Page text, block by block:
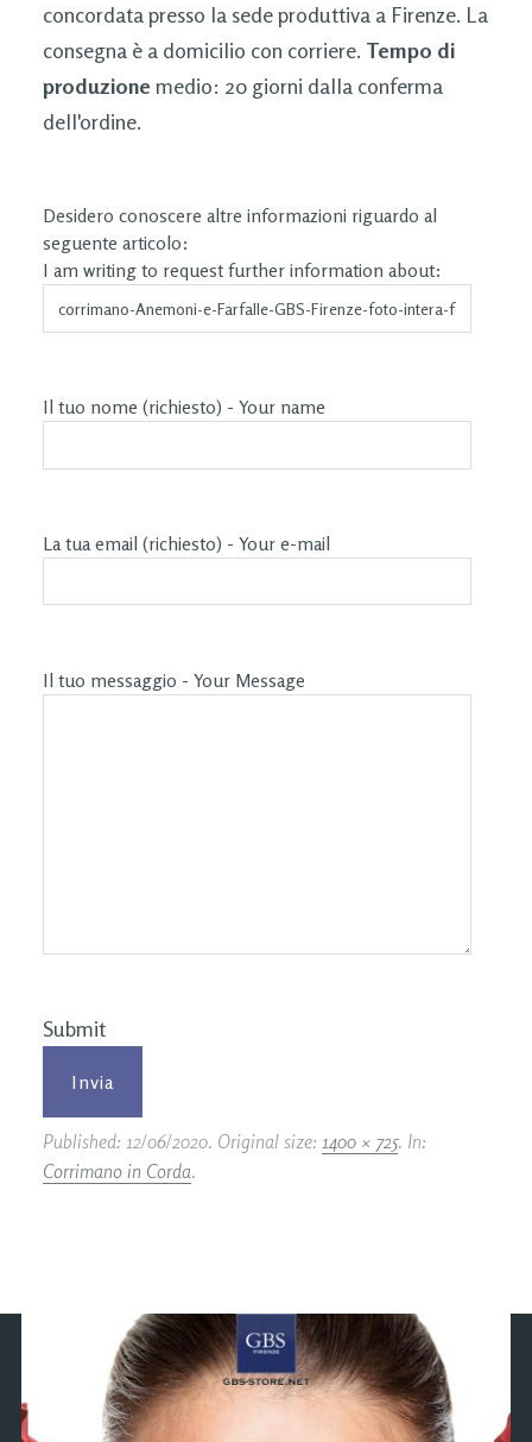
concordata presso la sede produttiva a Firenze. La
consegna è a domicilio con corriere. Tempo di
produzione medio: 20 giorni dalla conferma
dell'ordine.
Desidero conoscere altre informazioni riguardo al
seguente articolo:
I am writing to request further information about:
Il tuo nome (richiesto) - Your name
La tua email (richiesto) - Your e-mail
Il tuo messaggio - Your Message
Submit
Published: 12/06/2020. Original size: 1400 × 725. In:
Corrimano in Corda.